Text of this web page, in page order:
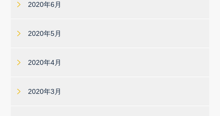
2020年6月
2020年5月
2020年4月
2020年3月